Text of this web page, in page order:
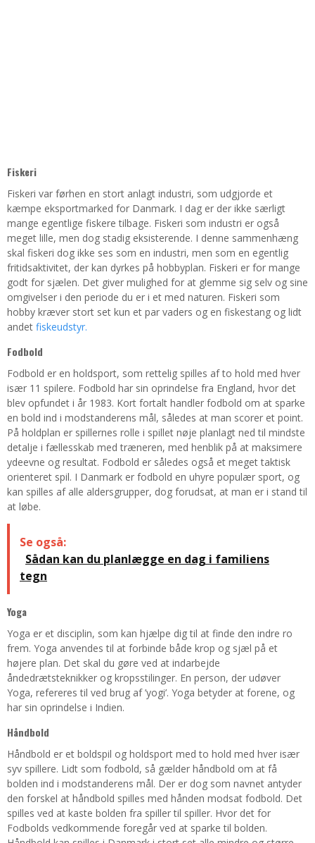
Fiskeri
Fiskeri var førhen en stort anlagt industri, som udgjorde et
kæmpe eksportmarked for Danmark. I dag er der ikke særligt
mange egentlige fiskere tilbage. Fiskeri som industri er også
meget lille, men dog stadig eksisterende. I denne sammenhæng
skal fiskeri dog ikke ses som en industri, men som en egentlig
fritidsaktivitet, der kan dyrkes på hobbyplan. Fiskeri er for mange
godt for sjælen. Det giver mulighed for at glemme sig selv og sine
omgivelser i den periode du er i et med naturen. Fiskeri som
hobby kræver stort set kun et par vaders og en fiskestang og lidt
andet fiskeudstyr.
Fodbold
Fodbold er en holdsport, som rettelig spilles af to hold med hver
især 11 spilere. Fodbold har sin oprindelse fra England, hvor det
blev opfundet i år 1983. Kort fortalt handler fodbold om at sparke
en bold ind i modstanderens mål, således at man scorer et point.
På holdplan er spillernes rolle i spillet nøje planlagt ned til mindste
detalje i fællesskab med træneren, med henblik på at maksimere
ydeevne og resultat. Fodbold er således også et meget taktisk
orienteret spil. I Danmark er fodbold en uhyre populær sport, og
kan spilles af alle aldersgrupper, dog forudsat, at man er i stand til
at løbe.
Se også:
Sådan kan du planlægge en dag i familiens
tegn
Yoga
Yoga er et disciplin, som kan hjælpe dig til at finde den indre ro
frem. Yoga anvendes til at forbinde både krop og sjæl på et
højere plan. Det skal du gøre ved at indarbejde
åndedrætsteknikker og kropsstilinger. En person, der udøver
Yoga, refereres til ved brug af ’yogi’. Yoga betyder at forene, og
har sin oprindelse i Indien.
Håndbold
Håndbold er et boldspil og holdsport med to hold med hver især
syv spillere. Lidt som fodbold, så gælder håndbold om at få
bolden ind i modstanderens mål. Der er dog som navnet antyder
den forskel at håndbold spilles med hånden modsat fodbold. Det
spilles ved at kaste bolden fra spiller til spiller. Hvor det for
Fodbolds vedkommende foregår ved at sparke til bolden.